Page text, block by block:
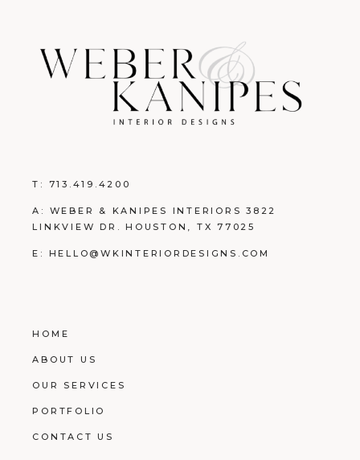
T: 713.419.4200
A: WEBER & KANIPES INTERIORS 3822
LINKVIEW DR. HOUSTON, TX 77025
E: HELLO@WKINTERIORDESIGNS.COM
HOME
ABOUT US
OUR SERVICES
PORTFOLIO
CONTACT US